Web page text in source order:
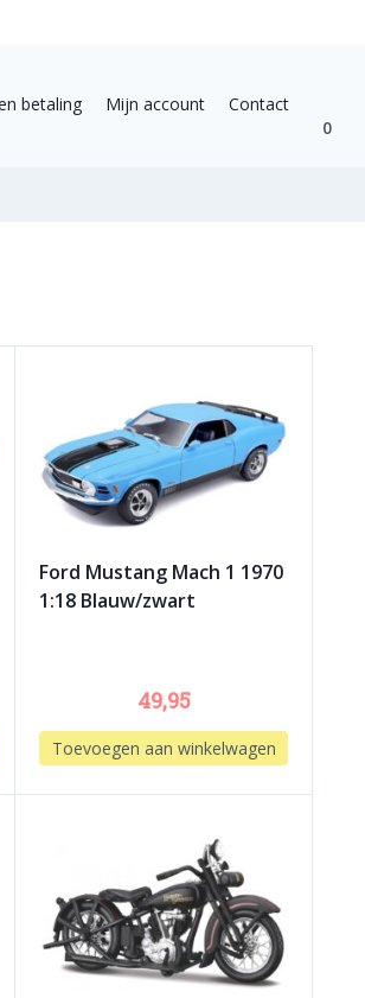
betaling Mijn account
Contact
0
Ford Mustang Mach 1 1970
1:18 Blauw/zwart
49,95
Toevoegen aan winkelwagen